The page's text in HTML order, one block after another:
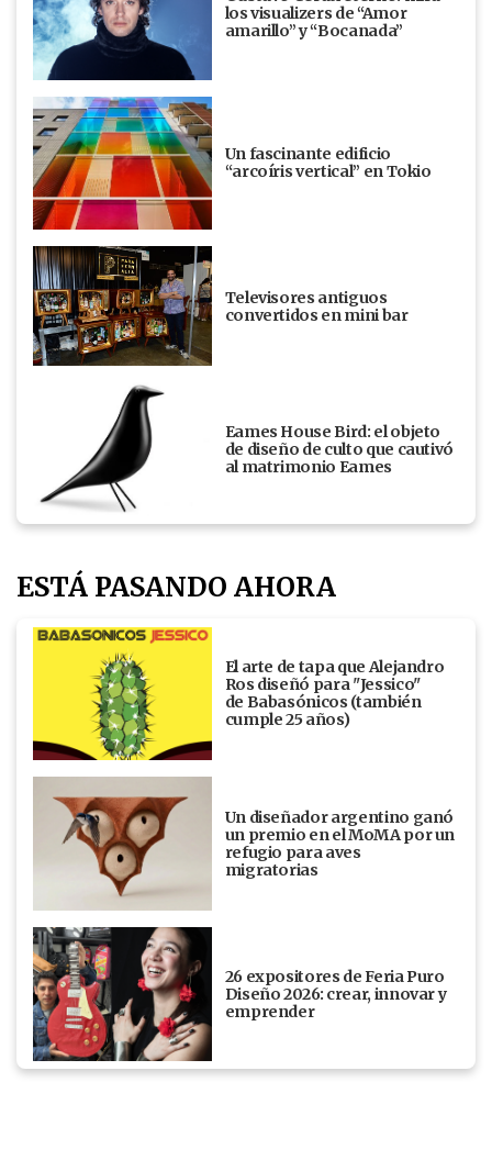
los visualizers de “Amor
amarillo” y “Bocanada”
Un fascinante edificio
“arcoíris vertical” en Tokio
Televisores antiguos
convertidos en mini bar
Eames House Bird: el objeto
de diseño de culto que cautivó
al matrimonio Eames
ESTÁ PASANDO AHORA
El arte de tapa que Alejandro
Ros diseñó para "Jessico"
de Babasónicos (también
cumple 25 años)
Un diseñador argentino ganó
un premio en el MoMA por un
refugio para aves
migratorias
26 expositores de Feria Puro
Diseño 2026: crear, innovar y
emprender